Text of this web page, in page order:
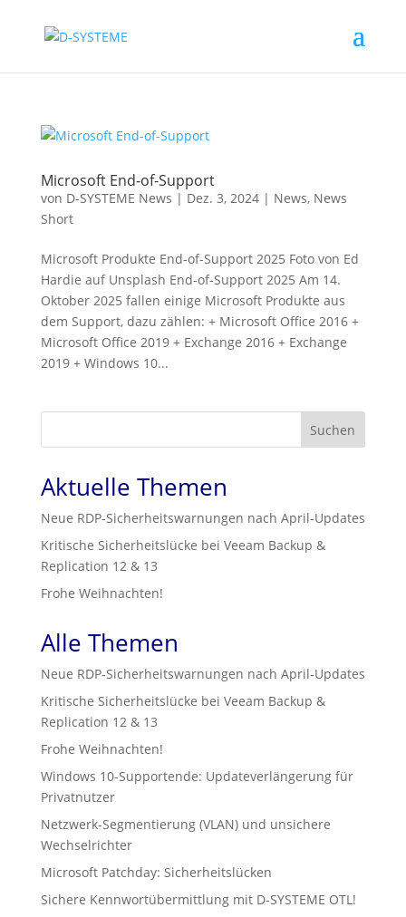
Microsoft End-of-Support
von D-SYSTEME News | Dez. 3, 2024| News, News
Short
Microsoft Produkte End-of-Support 2025 Foto von Ed
Hardie auf Unsplash End-of-Support 2025 Am 14.
Oktober 2025 fallen einige Microsoft Produkte aus
dem Support, dazu zählen: + Microsoft Office 2016 +
Microsoft Office 2019 + Exchange 2016 + Exchange
2019 + Windows 10...
Suchen
Aktuelle Themen
Neue RDP‑Sicherheitswarnungen nach April‑Updates
Kritische Sicherheitslücke bei Veeam Backup &
Replication 12 & 13
Frohe Weihnachten!
Alle Themen
Neue RDP‑Sicherheitswarnungen nach April‑Updates
Kritische Sicherheitslücke bei Veeam Backup &
Replication 12 & 13
Frohe Weihnachten!
Windows 10-Supportende: Updateverlängerung für
Privatnutzer
Netzwerk-Segmentierung (VLAN) und unsichere
Wechselrichter
Microsoft Patchday: Sicherheitslücken
Sichere Kennwortübermittlung mit D-SYSTEME OTL!